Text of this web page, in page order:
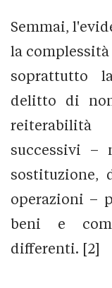
Semmai,
la
soprattutto
delitto di
successivi –
sostituzione,
operazioni –
beni e
differenti. [2]